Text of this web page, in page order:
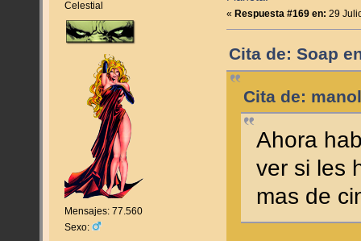
Celestial
Mensajes: 77.560
Sexo:
« Respuesta #169 en: 29
Cita de: Soap
Cita de:
Ahora
ver si les
mas de